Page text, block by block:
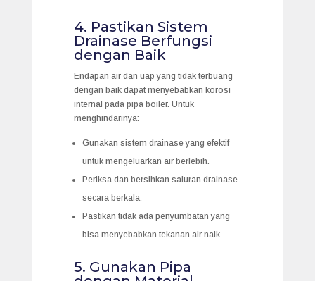
4. Pastikan Sistem
Drainase Berfungsi
dengan Baik
Endapan air dan uap yang tidak terbuang
dengan baik dapat menyebabkan korosi
internal pada pipa boiler. Untuk
menghindarinya:
Gunakan sistem drainase yang efektif
untuk mengeluarkan air berlebih.
Periksa dan bersihkan saluran drainase
secara berkala.
Pastikan tidak ada penyumbatan yang
bisa menyebabkan tekanan air naik.
5. Gunakan Pipa